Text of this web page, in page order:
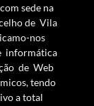
sede na
de Vila
nos
informática
de Web
tendo
a total